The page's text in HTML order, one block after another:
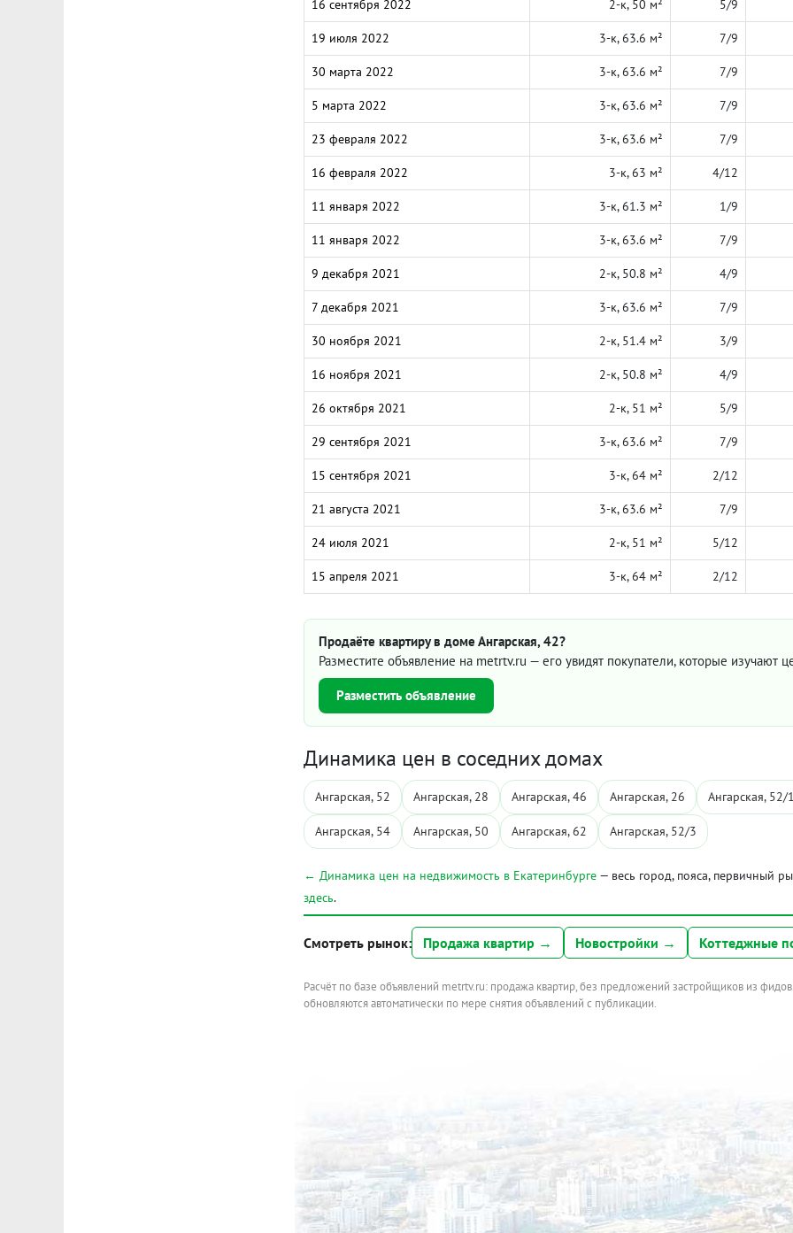
16 сентября 2022 2-к, 50 м² 5/9
19 июля 2022 3-к, 63.6 м² 7/9
30 марта 2022 3-к, 63.6 м² 7/9
5 марта 2022 3-к, 63.6 м² 7/9
23 февраля 2022 3-к, 63.6 м² 7/9
16 февраля 2022 3-к, 63 м² 4/12
11 января 2022 3-к, 61.3 м² 1/9
11 января 2022 3-к, 63.6 м² 7/9
9 декабря 2021 2-к, 50.8 м² 4/9
7 декабря 2021 3-к, 63.6 м² 7/9
30 ноября 2021 2-к, 51.4 м² 3/9
16 ноября 2021 2-к, 50.8 м² 4/9
26 октября 2021 2-к, 51 м² 5/9
29 сентября 2021 3-к, 63.6 м² 7/9
15 сентября 2021 3-к, 64 м² 2/12
21 августа 2021 3-к, 63.6 м² 7/9
24 июля 2021 2-к, 51 м² 5/12
15 апреля 2021 3-к, 64 м² 2/12
Продаёте квартиру в доме Ангарская, 42?
Разместите объявление на metrtv.ru — его увидят покупатели, которые изучают
Разместить объявление
Динамика цен в соседних домах
Ангарская, 52 Ангарская, 28 Ангарская, 46 Ангарская, 26 Ангарская, 52/
Ангарская, 54 Ангарская, 50 Ангарская, 62 Ангарская, 52/3
← Динамика цен на недвижимость в Екатеринбурге — весь город, пояса, первичный
здесь.
Смотреть рынок: Продажа квартир → Новостройки → Коттеджные
Расчёт по базе объявлений metrtv.ru: продажа квартир, без предложений застройщиков из
обновляются автоматически по мере снятия объявлений с публикации.